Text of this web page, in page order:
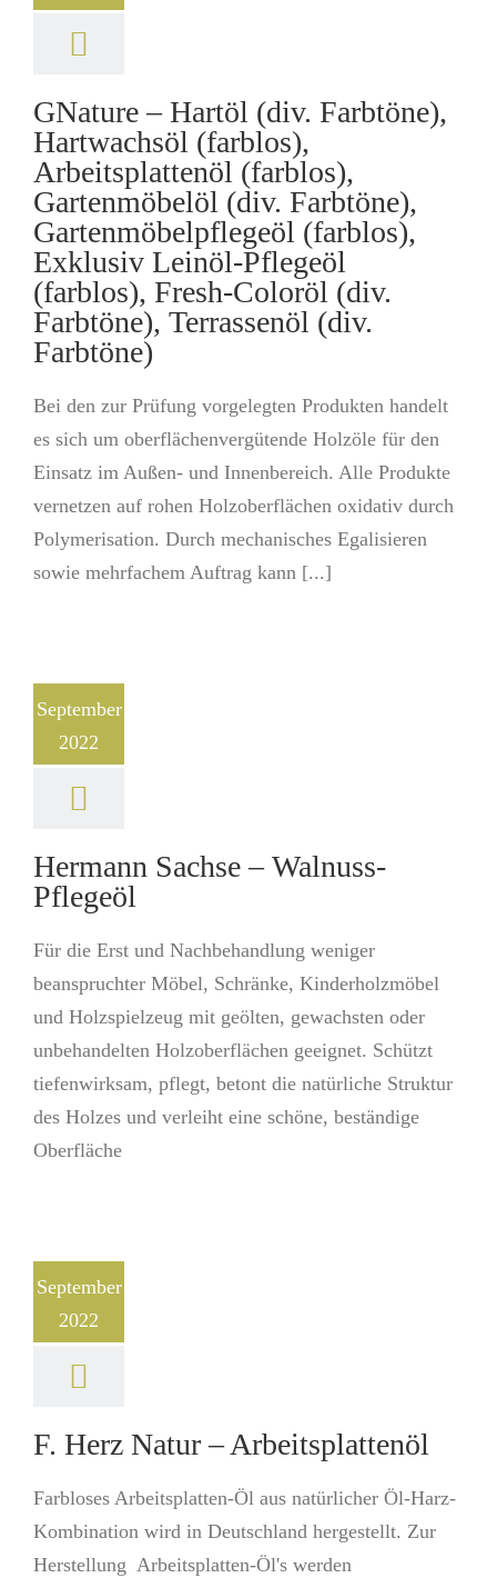
GNature – Hartöl (div. Farbtöne),
Hartwachsöl (farblos),
Arbeitsplattenöl (farblos),
Gartenmöbelöl (div. Farbtöne),
Gartenmöbelpflegeöl (farblos),
Exklusiv Leinöl-Pflegeöl
(farblos), Fresh-Coloröl (div.
Farbtöne), Terrassenöl (div.
Farbtöne)
Bei den zur Prüfung vorgelegten Produkten handelt
es sich um oberflächenvergütende Holzöle für den
Einsatz im Außen- und Innenbereich. Alle Produkte
vernetzen auf rohen Holzoberflächen oxidativ durch
Polymerisation. Durch mechanisches Egalisieren
sowie mehrfachem Auftrag kann [...]
September
2022
Hermann Sachse – Walnuss-
Pflegeöl
Für die Erst und Nachbehandlung weniger
beanspruchter Möbel, Schränke, Kinderholzmöbel
und Holzspielzeug mit geölten, gewachsten oder
unbehandelten Holzoberflächen geeignet. Schützt
tiefenwirksam, pflegt, betont die natürliche Struktur
des Holzes und verleiht eine schöne, beständige
Oberfläche
September
2022
F. Herz Natur – Arbeitsplattenöl
Farbloses Arbeitsplatten-Öl aus natürlicher Öl-Harz-
Kombi­nation wird in Deutschland hergestellt. Zur
Herstellung Arbeitsplatten-Öl's werden